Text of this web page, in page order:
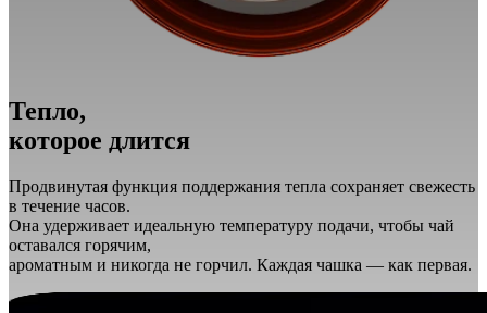
Тепло,
которое длится
Продвинутая функция поддержания тепла сохраняет свежесть
в течение часов.
Она удерживает идеальную температуру подачи, чтобы чай
оставался горячим,
ароматным и никогда не горчил. Каждая чашка — как первая.